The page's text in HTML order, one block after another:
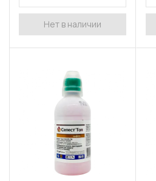
Нет в наличии